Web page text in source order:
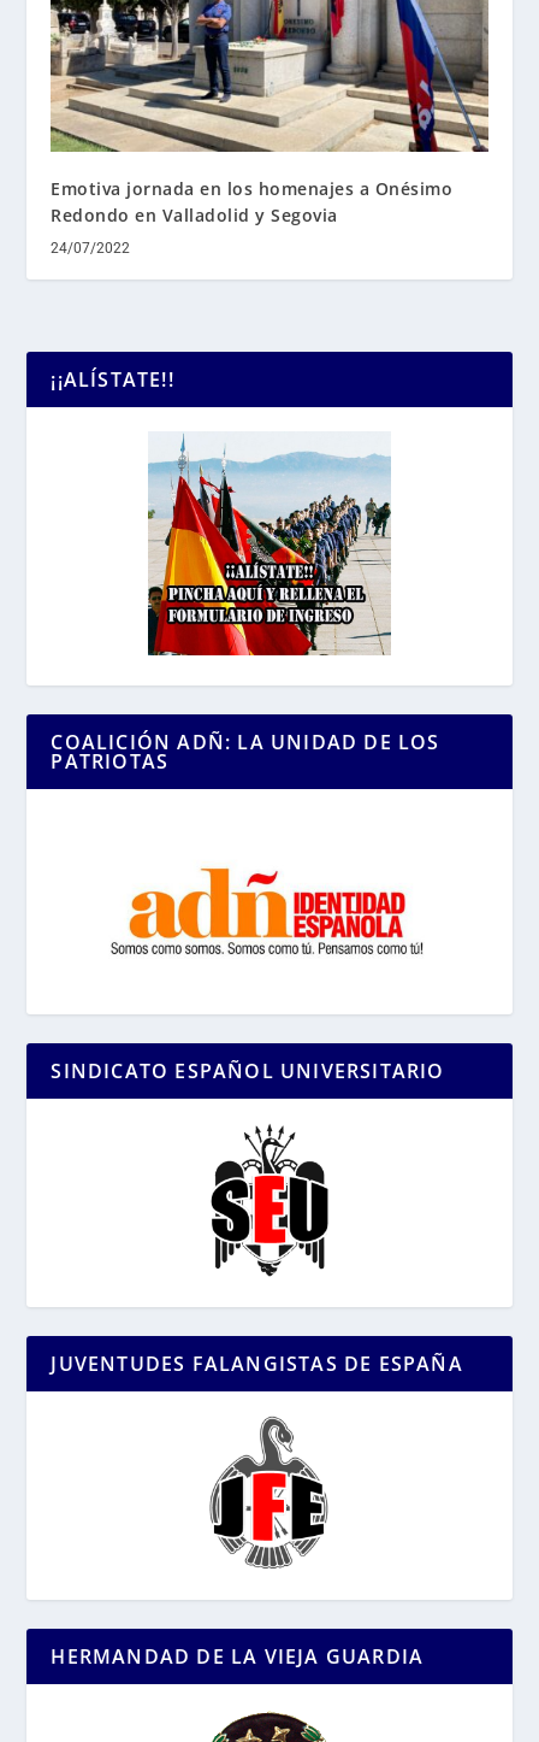
Emotiva jornada en los homenajes a Onésimo
Redondo en Valladolid y Segovia
24/07/2022
¡¡ALÍSTATE!!
COALICIÓN ADÑ: LA UNIDAD DE LOS
PATRIOTAS
SINDICATO ESPAÑOL UNIVERSITARIO
JUVENTUDES FALANGISTAS DE ESPAÑA
HERMANDAD DE LA VIEJA GUARDIA